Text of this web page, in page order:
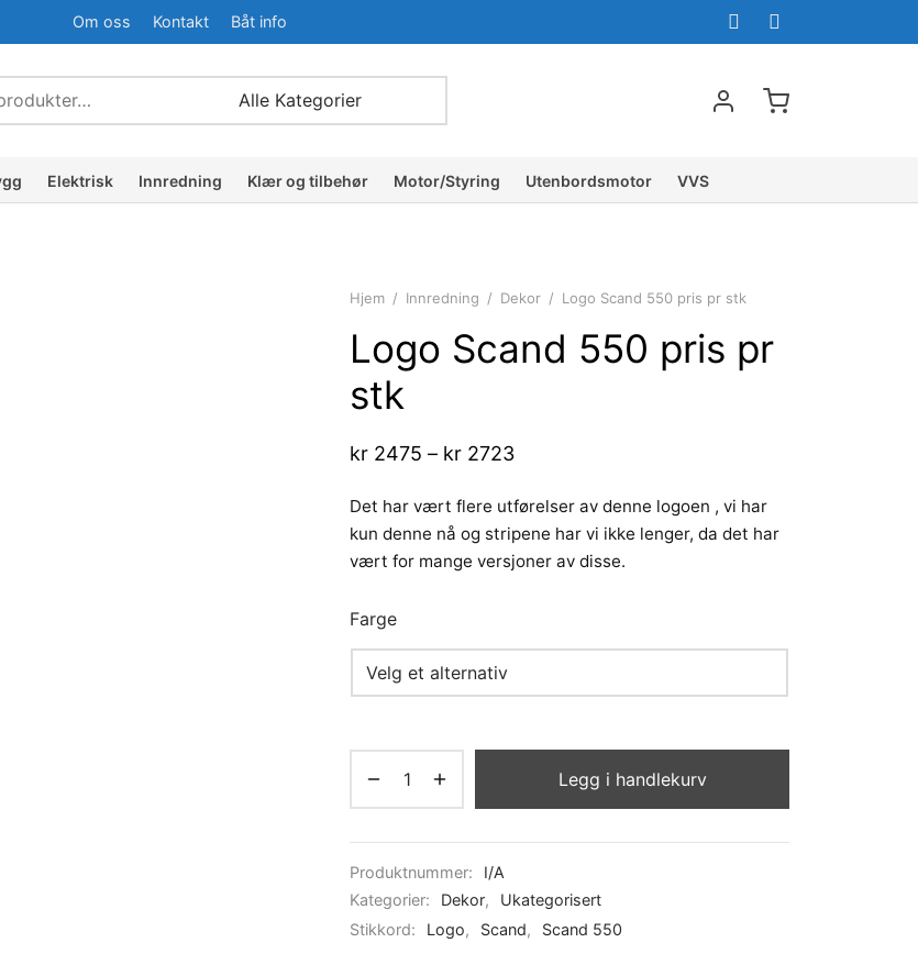
Om oss Kontakt Båt info
etter:
Elektrisk Innredning Klær og tilbehør Motor/Styring Utenbordsmotor VVS
Hjem / Innredning / Dekor / Logo Scand 550 pris pr stk
Logo Scand 550 pris pr
stk
kr 2475 – kr 2723Prisområde:
kr 2723
Det har vært flere utførelser av denne logoen , vi har
kun denne nå og stripene har vi ikke lenger, da det har
vært for mange versjoner av disse.
Farge
Legg i handlekurv
Produktnummer:
I/A
Kategorier:
Dekor,
Ukategorisert
Stikkord:
Logo, Scand, Scand 550